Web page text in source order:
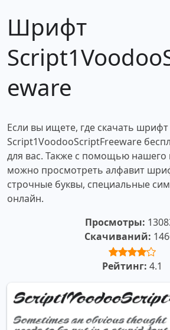
Шрифт
eware
Если вы ищете, где скачать шрифт
Script1VoodooScriptFreeware
для вас. Также с помощью нашего
можно просмотреть алфавит
строчные буквы, специальные
онлайн.
Просмотры:
Скачиваний:
Рейтинг: 4.1